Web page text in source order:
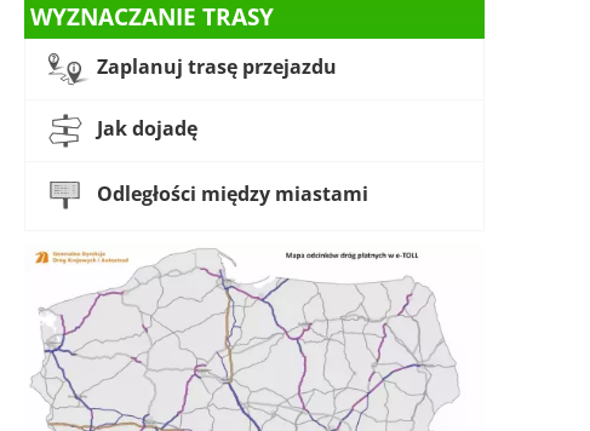
WYZNACZANIE TRASY
Zaplanuj trasę przejazdu
Jak dojadę
Odległości między miastami